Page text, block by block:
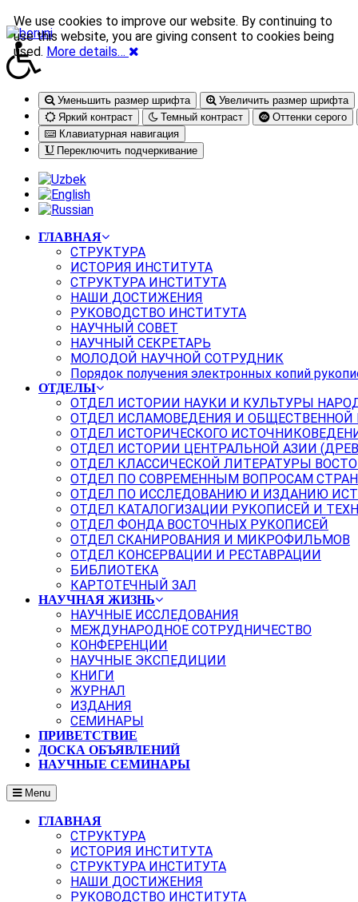
Уменьшить размер шрифта
Увеличить размер шрифта
Яркий контраст
Темный контраст
Оттенки серого
Клавиатурная навигация
Переключить подчеркивание
ГЛАВНАЯ
СТРУКТУРА
ИСТОРИЯ ИНСТИТУТА
СТРУКТУРА ИНСТИТУТА
НАШИ ДОСТИЖЕНИЯ
РУКОВОДСТВО ИНСТИТУТА
НАУЧНЫЙ СОВЕТ
НАУЧНЫЙ СЕКРЕТАРЬ
МОЛОДОЙ НАУЧНОЙ СОТРУДНИК
Порядок получения электронных копий
ОТДЕЛЫ
ОТДЕЛ ИСТОРИИ НАУКИ И КУЛЬТУРЫ
ОТДЕЛ ИСЛАМОВЕДЕНИЯ И
ОТДЕЛ ИСТОРИЧЕСКОГО
ОТДЕЛ ИСТОРИИ ЦЕНТРАЛЬНОЙ АЗИИ
ОТДЕЛ КЛАССИЧЕСКОЙ ЛИТЕРАТУРЫ
ОТДЕЛ ПО СОВРЕМЕННЫМ ВОПРОСАМ
ОТДЕЛ ПО ИССЛЕДОВАНИЮ И ИЗДАНИЮ
ОТДЕЛ КАТАЛОГИЗАЦИИ РУКОПИСЕЙ И
ОТДЕЛ ФОНДА ВОСТОЧНЫХ РУКОПИСЕЙ
ОТДЕЛ СКАНИРОВАНИЯ И МИКРОФИЛЬМОВ
ОТДЕЛ КОНСЕРВАЦИИ И РЕСТАВРАЦИИ
БИБЛИОТЕКА
КАРТОТЕЧНЫЙ ЗАЛ
НАУЧНАЯ ЖИЗНЬ
НАУЧНЫЕ ИССЛЕДОВАНИЯ
МЕЖДУНАРОДНОЕ СОТРУДНИЧЕСТВО
КОНФЕРЕНЦИИ
НАУЧНЫЕ ЭКСПЕДИЦИИ
КНИГИ
ЖУРНАЛ
ИЗДАНИЯ
СЕМИНАРЫ
ПРИВЕТСТВИЕ
ДОСКА ОБЪЯВЛЕНИЙ
НАУЧНЫЕ СЕМИНАРЫ
Menu
ГЛАВНАЯ
СТРУКТУРА
ИСТОРИЯ ИНСТИТУТА
СТРУКТУРА ИНСТИТУТА
НАШИ ДОСТИЖЕНИЯ
РУКОВОДСТВО ИНСТИТУТА
We use cookies to improve our website. By continuing to
use this website, you are giving consent to cookies being
used. More details…